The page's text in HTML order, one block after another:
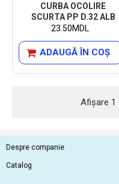
CURBA OCOLIRE
SCURTA PP D.32 ALB
23.50MDL
ADAUGĂ ÎN COŞ
Afişare 1
Despre companie
Catalog